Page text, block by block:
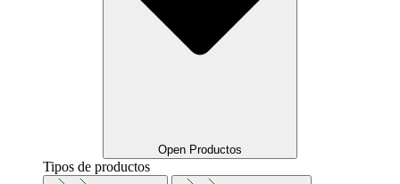
Open Productos
Tipos de productos